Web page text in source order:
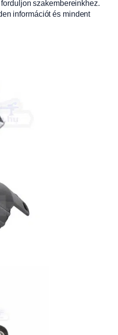
szakembereinkhez.
információt és mindent